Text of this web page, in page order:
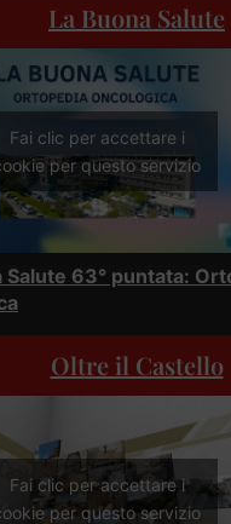
La Buona Salute
Fai clic per accettare i
per questo servizio
Salute 63° puntata:
Oltre il Castello
Fai clic per accettare i
per questo servizio